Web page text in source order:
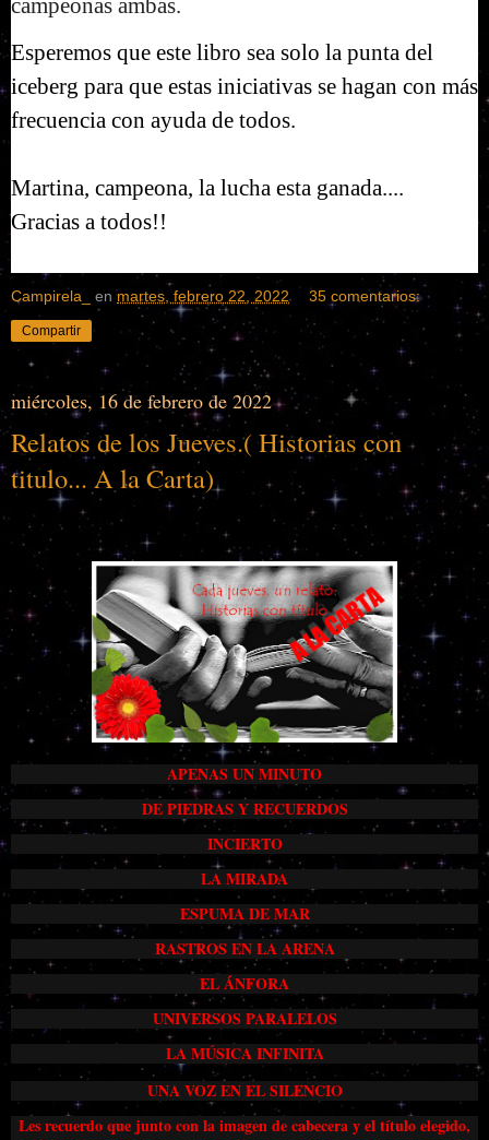
campeonas ambas.
Esperemos que este libro sea solo la punta del
iceberg para que estas iniciativas se hagan con más
frecuencia con ayuda de todos.
Martina, campeona, la lucha esta ganada....
Gracias a todos!!
Campirela_ en martes, febrero 22, 2022 35 comentarios:
Compartir
miércoles, 16 de febrero de 2022
Relatos de los Jueves.( Historias con
titulo... A la Carta)
APENAS UN MINUTO
DE PIEDRAS Y RECUERDOS
INCIERTO
LA MIRADA
ESPUMA DE MAR
RASTROS EN LA ARENA
EL ÁNFORA
UNIVERSOS PARALELOS
LA MÚSICA INFINITA
UNA VOZ EN EL SILENCIO
Les recuerdo que junto con la imagen de cabecera y el título elegido,